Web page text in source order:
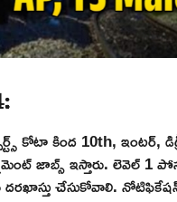
కోటా కింద 10th, ఇంటర్,
జాబ్స్ ఇస్తారు. లెవెల్ 1
దరఖాస్తు చేసుకోవాలి.